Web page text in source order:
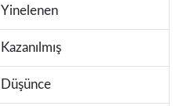
Yinelenen
Kazanılmış
Düşünce